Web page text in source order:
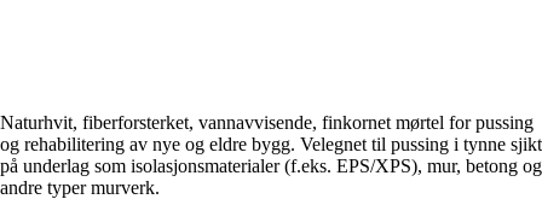
Naturhvit, fiberforsterket, vannavvisende, finkornet mørtel for pussing
og rehabilitering av nye og eldre bygg. Velegnet til pussing i tynne sjikt
på underlag som isolasjonsmaterialer (f.eks. EPS/XPS), mur, betong og
andre typer murverk.